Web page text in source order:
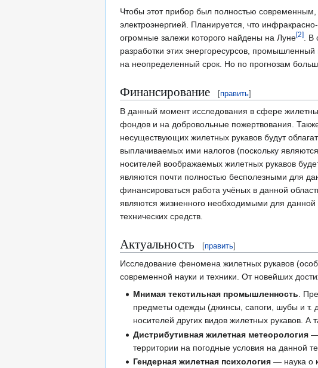
Чтобы этот прибор был полностью современным,
электроэнергией. Планируется, что
огромные залежи которого найдены на Луне[2]. В
разработки этих энергоресурсов,
на неопределенный срок. Но по прогнозам
Финансирование [править]
В данный момент исследования в сфере
фондов и на добровольные пожертвования.
несуществующих жилетных рукавов будут
выплачиваемых ими налогов (поскольку
носителей воображаемых жилетных рукавов
являются почти полностью бесполезными для
финансироваться работа учёных в данной
являются жизненного необходимыми для данной
технических средств.
Актуальность [править]
Исследование феномена жилетных рукавов
современной науки и техники. От новейших
Мнимая текстильная промышленность.
предметы одежды (джинсы, сапоги, шубы и т.
носителей других видов жилетных рукавов.
Дистрибутивная жилетная метеорология —
территории на погодные условия на данной
Гендерная жилетная психология — наука о